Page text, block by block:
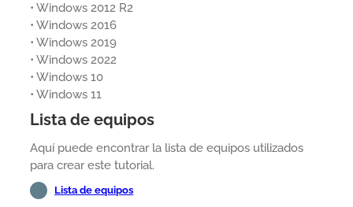
• Windows 2012 R2
• Windows 2016
• Windows 2019
• Windows 2022
• Windows 10
• Windows 11
Lista de equipos
Aquí puede encontrar la lista de equipos utilizados
para crear este tutorial.
Lista de equipos